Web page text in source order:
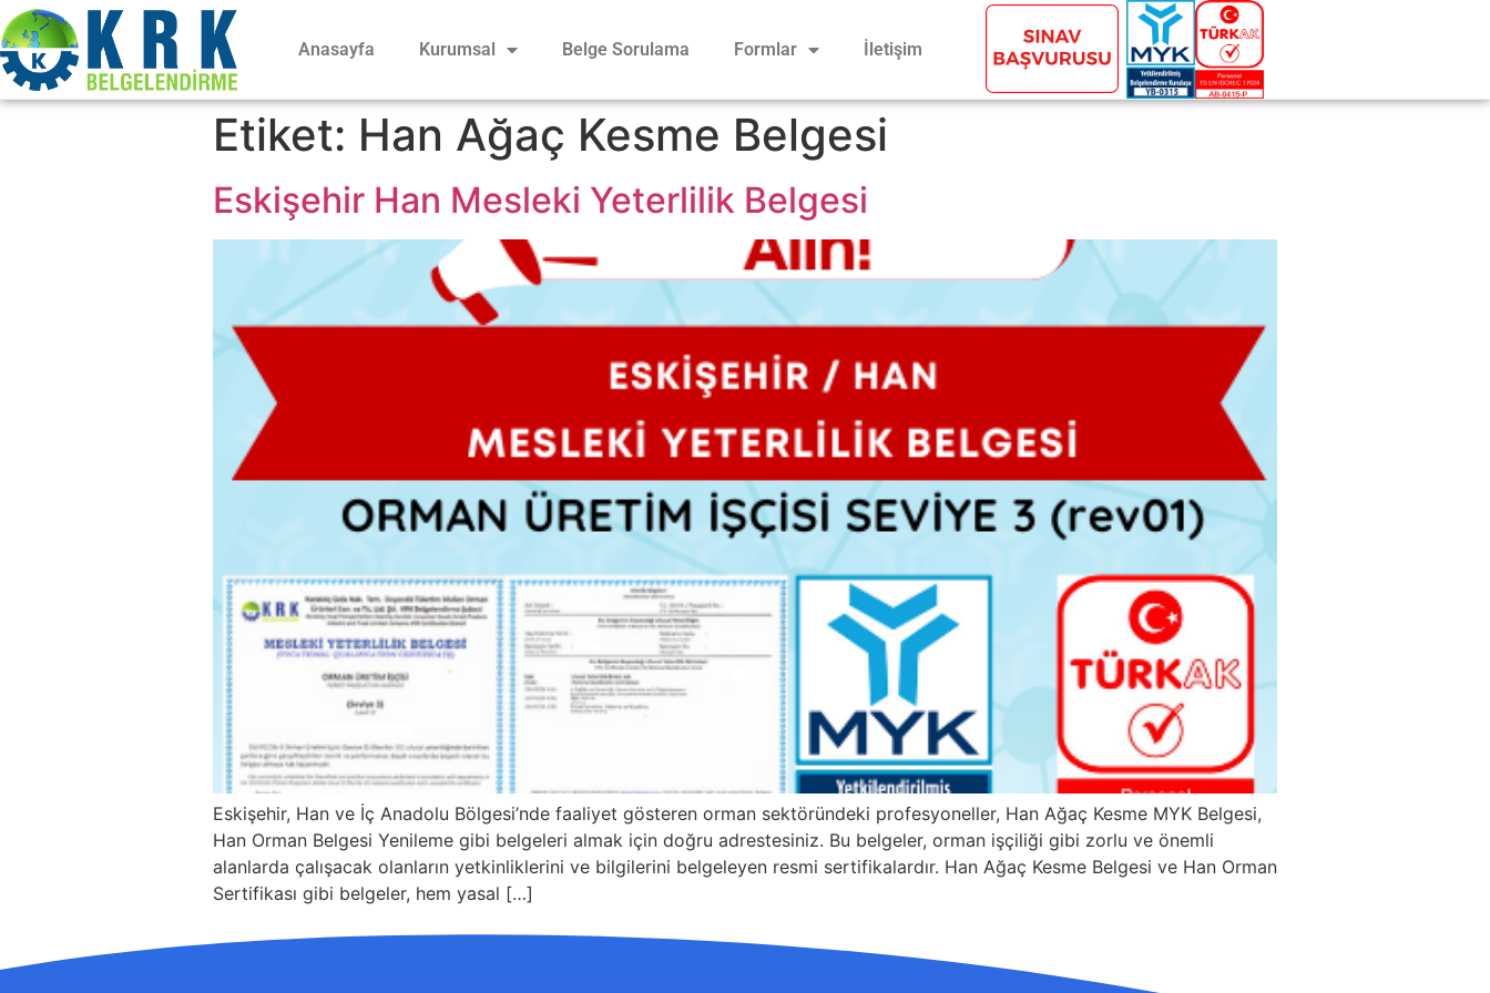
Anasayfa Kurumsal Belge Sorulama Formlar İletişim
Etiket: Han Ağaç Kesme Belgesi
Eskişehir Han Mesleki Yeterlilik Belgesi
Eskişehir, Han ve İç Anadolu Bölgesi’nde faaliyet gösteren orman sektöründeki profesyoneller, Han Ağaç Kesme MYK Belgesi,
Han Orman Belgesi Yenileme gibi belgeleri almak için doğru adrestesiniz. Bu belgeler, orman işçiliği gibi zorlu ve önemli
alanlarda çalışacak olanların yetkinliklerini ve bilgilerini belgeleyen resmi sertifikalardır. Han Ağaç Kesme Belgesi ve Han Orman
Sertifikası gibi belgeler, hem yasal […]